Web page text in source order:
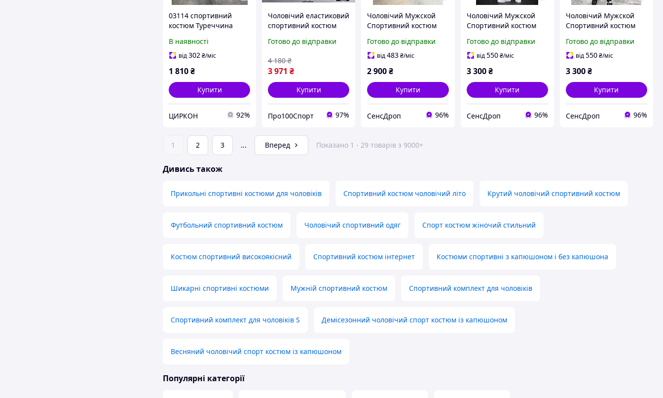
03114 спортивний
костюм Туреччина
В наявності
від302₴/міс
1 810₴
Купити
ЦИРКОН 92%
Чоловічий еластиковий
спортивний костюм
Готово до відправки
3 971 ₴
4 180 ₴
Купити
Про100Спорт 97%
Чоловічий Мужской
Спортивний костюм
Готово до відправки
від483₴/міс
2 900₴
Купити
СенсДроп 96%
Чоловічий Мужской
Спортивний костюм
Готово до відправки
від550 ₴/міс
3 300 ₴
Купити
СенсДроп 96%
Чоловічий Мужской
Спортивний костюм
A/X
Готово до відправки
від550₴/міс
3 300₴
Купити
СенсДроп 96%
1 2 3 ... Вперед Показано 1 - 29 товарів з 9000+
Дивись також
Прикольні спортивні костюми для чоловіків Спортивний костюм чоловічий літо Крутий чоловічий спортивний костюм
Футбольний спортивний костюм Чоловічий спортивний одяг Спорт костюм жіночий стильний
Костюм спортивний високоякісний Спортивний костюм інтернет Костюми спортивні з капюшоном і без капюшона
Шикарні спортивні костюми Мужній спортивний костюм Спортивний комплект для чоловіків
Спортивний комплект для чоловіків S Демісезонний чоловічий спорт костюм із капюшоном
Весняний чоловічий спорт костюм із капюшоном
Популярні категорії